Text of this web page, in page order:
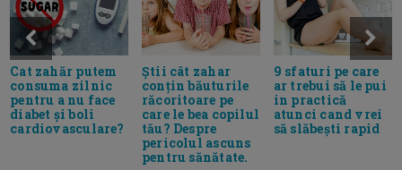
Cat zahăr putem
consuma zilnic
pentru a nu face
diabet și boli
cardiovasculare?
Știi cât zahar
conțin băuturile
răcoritoare pe
care le bea copilul
tău? Despre
pericolul ascuns
pentru sănătate.
9 sfaturi pe care
ar trebui să le pui
in practică
atunci cand vrei
să slăbești rapid